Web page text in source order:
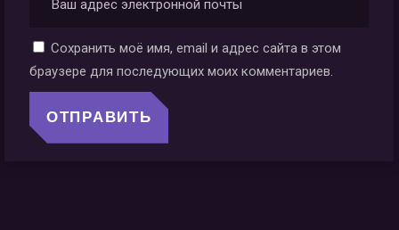
Сохранить моё имя, email и адрес сайта в этом
браузере для последующих моих комментариев.